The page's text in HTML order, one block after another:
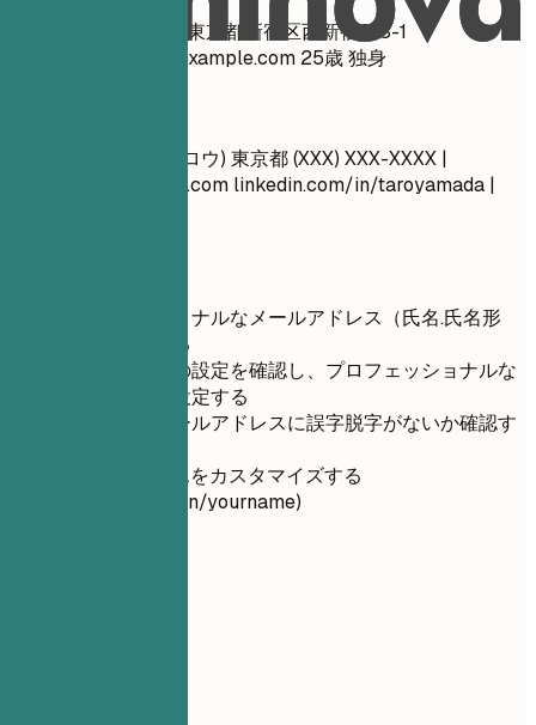
山田 太郎 123-4567 東京都新宿区西新宿2-8-1
taro.yamada.cool@example.com 25歳 独身
山田 太郎 (ヤマダ タロウ) 東京都 (XXX) XXX-XXXX |
yamada.taro@email.com linkedin.com/in/taroyamada |
プロフェッショナルなメールアドレス（氏名.氏名形
式）を使用する
ボイスメールの設定を確認し、プロフェッショナルな
メッセージを設定する
電話番号とメールアドレスに誤字脱字がないか確認す
LinkedInのURLをカスタマイズする
(linkedin.com/in/yourname)